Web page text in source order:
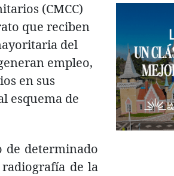
(CMCC)
que reciben
del
empleo,
en sus
esquema de
de determinado
de la